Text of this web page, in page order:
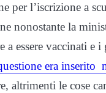
per l’iscrizione a
nonostante la
essere vaccinati e
era inserito
altrimenti le cose